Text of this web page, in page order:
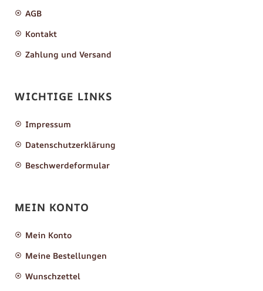
AGB
Kontakt
Zahlung und Versand
WICHTIGE LINKS
Impressum
Datenschutzerklärung
Beschwerdeformular
MEIN KONTO
Mein Konto
Meine Bestellungen
Wunschzettel